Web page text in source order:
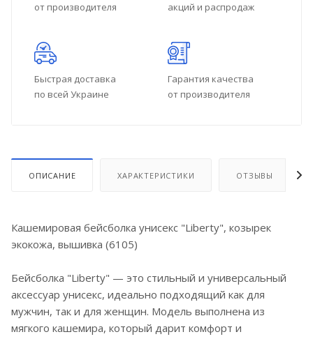
от производителя
акций и распродаж
Быстрая доставка
по всей Украине
Гарантия качества
от производителя
ОПИСАНИЕ ХАРАКТЕРИСТИКИ ОТЗЫВЫ
Кашемировая бейсболка унисекс "Liberty", козырек
экокожа, вышивка (6105)
Бейсболка "Liberty" — это стильный и универсальный
аксессуар унисекс, идеально подходящий как для
мужчин, так и для женщин. Модель выполнена из
мягкого кашемира, который дарит комфорт и